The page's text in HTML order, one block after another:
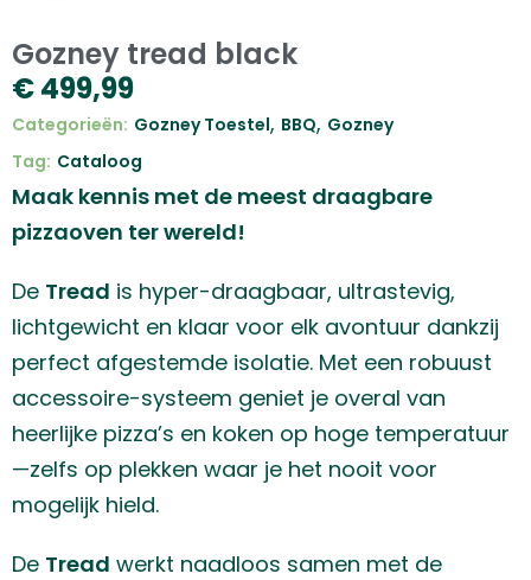
Gozney tread black
€499,99
Categorieën: Gozney Toestel, BBQ, Gozney
Tag: Cataloog
Maak kennis met de meest draagbare
pizzaoven ter wereld!
De Tread is hyper-draagbaar, ultrastevig,
lichtgewicht en klaar voor elk avontuur dankzij
perfect afgestemde isolatie. Met een robuust
accessoire-systeem geniet je overal van
heerlijke pizza’s en koken op hoge temperatuur
—zelfs op plekken waar je het nooit voor
mogelijk hield.
De Tread werkt naadloos samen met de